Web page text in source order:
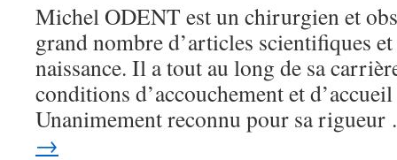
Michel ODENT est un chirurgien et
grand nombre d’articles scientifiques
naissance. Il a tout au long de sa
conditions d’accouchement et
Unanimement reconnu pour sa
→